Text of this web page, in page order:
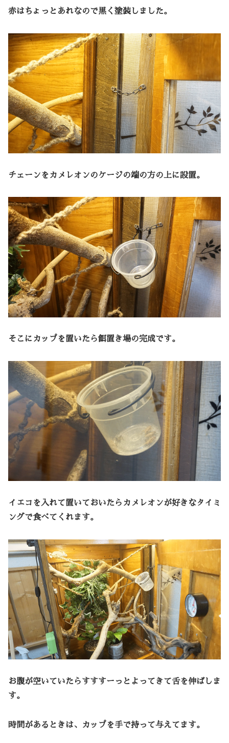
赤はちょっとあれなので黒く塗装しました。
チェーンをカメレオンのケージの端の方の上に設置。
そこにカップを置いたら餌置き場の完成です。
イエコを入れて置いておいたらカメレオンが好きなタイミ
ングで食べてくれます。
お腹が空いていたらすすすーっとよってきて舌を伸ばしま
す。
時間があるときは、カップを手で持って与えてます。